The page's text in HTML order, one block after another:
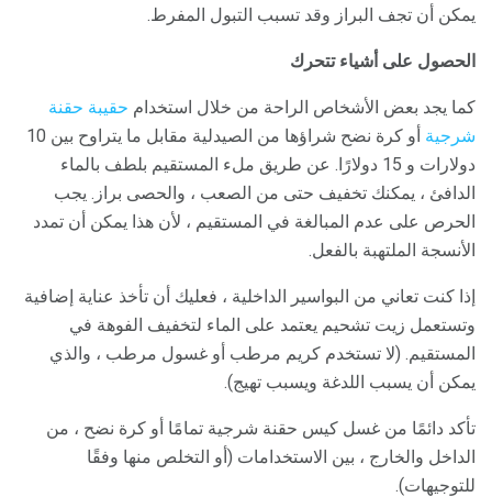
يمكن أن تجف البراز وقد تسبب التبول المفرط.
الحصول على أشياء تتحرك
كما يجد بعض الأشخاص الراحة من خلال استخدام حقيبة حقنة
شرجية
أو كرة نضح شراؤها من الصيدلية مقابل ما يتراوح بين 10
دولارات و 15 دولارًا. عن طريق ملء المستقيم بلطف بالماء
الدافئ ، يمكنك تخفيف حتى من الصعب ، والحصى براز. يجب
الحرص على عدم المبالغة في المستقيم ، لأن هذا يمكن أن تمدد
الأنسجة الملتهبة بالفعل.
إذا كنت تعاني من البواسير الداخلية ، فعليك أن تأخذ عناية إضافية
وتستعمل زيت تشحيم يعتمد على الماء لتخفيف الفوهة في
المستقيم. (لا تستخدم كريم مرطب أو غسول مرطب ، والذي
يمكن أن يسبب اللدغة ويسبب تهيج).
تأكد دائمًا من غسل كيس حقنة شرجية تمامًا أو كرة نضح ، من
الداخل والخارج ، بين الاستخدامات (أو التخلص منها وفقًا
للتوجيهات).